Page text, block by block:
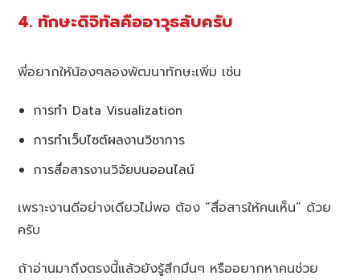
4. ทักษะดิจิทัลคืออาวุธลับครับ
พี่อยากให้น้องๆลองพัฒนาทักษะเพิ่ม เช่น
การทำ Data Visualization
การทำเว็บไซต์ผลงานวิชาการ
การสื่อสารงานวิจัยบนออนไลน์
เพราะงานดีอย่างเดียวไม่พอ ต้อง “สื่อสารให้คนเห็น” ด้วย
ครับ
ถ้าอ่านมาถึงตรงนี้แล้วยังรู้สึกมึนๆ หรืออยากหาคนช่วย